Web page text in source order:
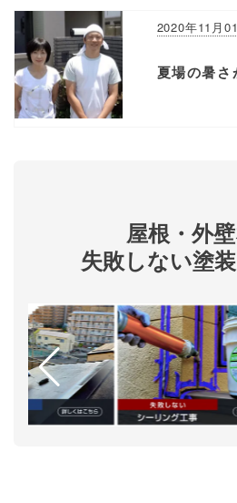
2020年11月
夏場の暑さ
屋根・外
失敗しない塗